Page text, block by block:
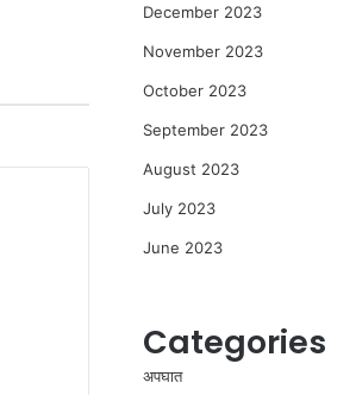
December 2023
November 2023
October 2023
September 2023
August 2023
July 2023
June 2023
Categories
अपघात